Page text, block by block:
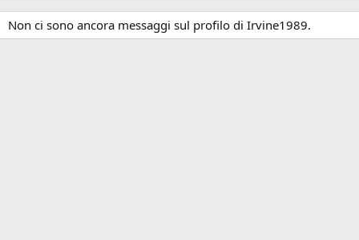
Non ci sono ancora messaggi sul profilo di Irvine1989.